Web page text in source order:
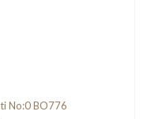
No:0 BO776